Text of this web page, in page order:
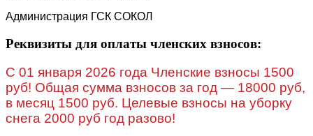
Администрация ГСК СОКОЛ
Реквизиты для оплаты членских взносов:
C 01 января 2026 года Членские взносы 1500
руб! Общая сумма взносов за год — 18000 руб,
в месяц 1500 руб. Целевые взносы на уборку
снега 2000 руб год разово!